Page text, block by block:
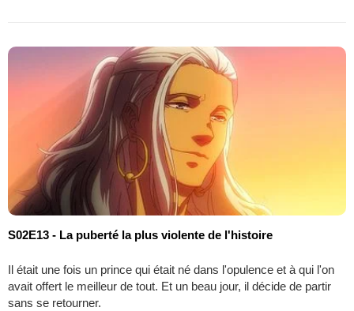
S02E13 - La puberté la plus violente de l'histoire
Il était une fois un prince qui était né dans l'opulence et à qui l'on
avait offert le meilleur de tout. Et un beau jour, il décide de partir
sans se retourner.